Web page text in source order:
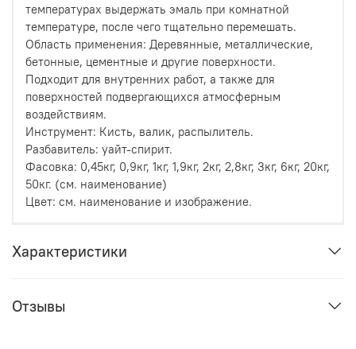
температурах выдержать эмаль при комнатной
температуре, после чего тщательно перемешать.
Область применения: Деревянные, металлические,
бетонные, цементные и другие поверхности.
Подходит для внутренних работ, а также для
поверхностей подвергающихся атмосферным
воздействиям.
Инструмент: Кисть, валик, распылитель.
Разбавитель: уайт-спирит.
Фасовка: 0,45кг, 0,9кг, 1кг, 1,9кг, 2кг, 2,8кг, 3кг, 6кг, 20кг,
50кг. (см. наименование)
Цвет: см. наименование и изображение.
Характеристики
Отзывы